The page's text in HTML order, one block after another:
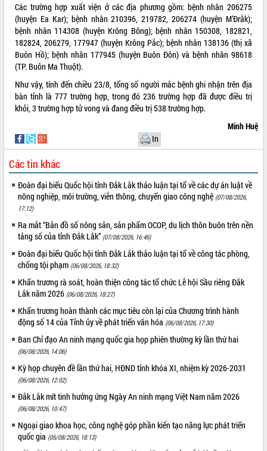
Khám bệnh, cấp phát thuốc miễn phí
và tặng quà người dân xã Cư Pui
Hội nghị UBND tỉnh Đắk Lắk thường kỳ
tháng 7/2026
Lễ truy tặng danh hiệu “Bà Mẹ Việt
UBND tỉnh Đắk Lắk triển khai nhiệm
Kỳ họp thứ Hai, Hội đồng nhân dân
tỉnh khóa XI quyết nghị nhiều nội dung
quan trọng
Bí thư Tỉnh ủy Lương Nguyễn Minh
Triết thăm, tặng quà người có công với
cách mạng
Rà soát, hoàn thiện hệ thống thiết chế
văn hóa, thể thao đáp ứng yêu cầu
phát triển mới
Thường trực HĐND tỉnh Đắk Lắk gặp
mặt Đoàn chuyên gia y tế TP. Hồ Chí
Minh
Lễ truy điệu và an táng hài cốt liệt sĩ
tại Nghĩa trang Liệt sĩ xã Sơn Hòa
Bàn giải pháp tháo gỡ khó khăn trong
xuất khẩu sầu riêng và triển khai quy
định EUDR
Thứ trưởng Bộ Nông nghiệp và Môi
trường Nguyễn Hoàng Hiệp khảo sát
vùng trồng và doanh nghiệp đóng gói
sầu riêng tại Đắk Lắk
Trình diễn nghệ thuật chế biến các
ALBUM ẢNH
LIÊN KẾT WEB
THỐNG KÊ TRUY CẬP
Hôm nay:
27708
Tất cả: 66040448
Các trường hợp xuất viện ở các địa phương gồm: bệnh nhân 206275
(huyện Ea Kar); bệnh nhân 210396, 219782, 206274 (huyện M’Đrắk);
bệnh nhân 114308 (huyện Krông Bông); bệnh nhân 150308, 182821,
182824, 206279, 177947 (huyện Krông Pắc); bệnh nhân 138136 (thị xã
Buôn Hồ); bệnh nhân 177945 (huyện Buôn Đôn) và bệnh nhân 98618
(TP. Buôn Ma Thuột).
Như vậy, tính đến chiều 23/8, tổng số người mắc bệnh ghi nhận trên địa
bàn tỉnh là 777 trường hợp, trong đó 236 trường hợp đã được điều trị
khỏi, 3 trường hợp tử vong và đang điều trị 538 trường hợp.
Minh Huệ
In
Các tin khác
Đoàn đại biểu Quốc hội tỉnh Đắk Lắk thảo luận tại tổ về các dự án luật về
nông nghiệp, môi trường, viễn thông, chuyển giao công nghệ (07/08/2026,
17:12)
Ra mắt “Bản đồ số nông sản, sản phẩm OCOP, du lịch thôn buôn trên nền
tảng số của tỉnh Đắk Lắk” (07/08/2026, 16:46)
Đoàn đại biểu Quốc hội tỉnh Đắk Lắk thảo luận tại tổ về công tác phòng,
chống tội phạm (06/08/2026, 18:32)
Khẩn trương rà soát, hoàn thiện công tác tổ chức Lễ hội Sầu riêng Đắk
Lắk năm 2026 (06/08/2026, 18:27)
Khẩn trương hoàn thành các mục tiêu còn lại của Chương trình hành
động số 14 của Tỉnh ủy về phát triển văn hóa (06/08/2026, 17:30)
Ban Chỉ đạo An ninh mạng quốc gia họp phiên thường kỳ lần thứ hai
(06/08/2026, 14:06)
Kỳ họp chuyên đề lần thứ hai, HĐND tỉnh khóa XI, nhiệm kỳ 2026-2031
(06/08/2026, 12:02)
Đắk Lắk mít tinh hưởng ứng Ngày An ninh mạng Việt Nam năm 2026
(06/08/2026, 10:47)
Ngoại giao khoa học, công nghệ góp phần kiến tạo năng lực phát triển
quốc gia (05/08/2026, 18:13)